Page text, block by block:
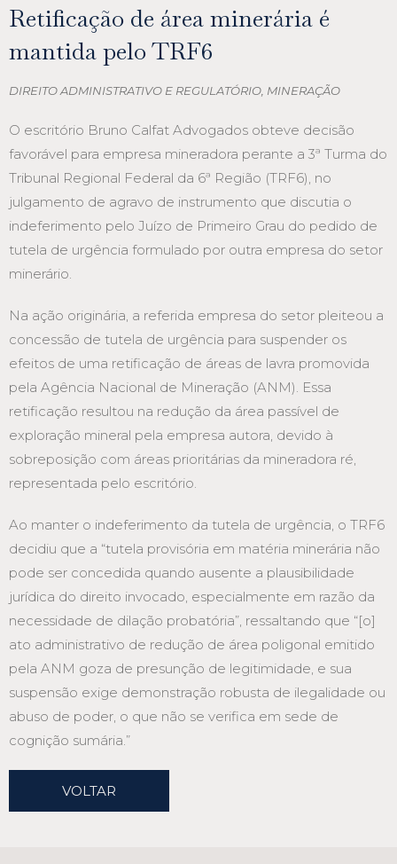
Retificação de área minerária é
mantida pelo TRF6
DIREITO ADMINISTRATIVO E REGULATÓRIO MINERAÇÃO
O escritório Bruno Calfat Advogados obteve decisão
favorável para empresa mineradora perante a 3ª Turma do
Tribunal Regional Federal da 6ª Região (TRF6), no
julgamento de agravo de instrumento que discutia o
indeferimento pelo Juízo de Primeiro Grau do pedido de
tutela de urgência formulado por outra empresa do setor
minerário.
Na ação originária, a referida empresa do setor pleiteou a
concessão de tutela de urgência para suspender os
efeitos de uma retificação de áreas de lavra promovida
pela Agência Nacional de Mineração (ANM). Essa
retificação resultou na redução da área passível de
exploração mineral pela empresa autora, devido à
sobreposição com áreas prioritárias da mineradora ré,
representada pelo escritório.
Ao manter o indeferimento da tutela de urgência, o TRF6
decidiu que a “tutela provisória em matéria minerária não
pode ser concedida quando ausente a plausibilidade
jurídica do direito invocado, especialmente em razão da
necessidade de dilação probatória”, ressaltando que “[o]
ato administrativo de redução de área poligonal emitido
pela ANM goza de presunção de legitimidade, e sua
suspensão exige demonstração robusta de ilegalidade ou
abuso de poder, o que não se verifica em sede de
cognição sumária.”
VOLTAR